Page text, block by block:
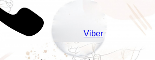
Viber